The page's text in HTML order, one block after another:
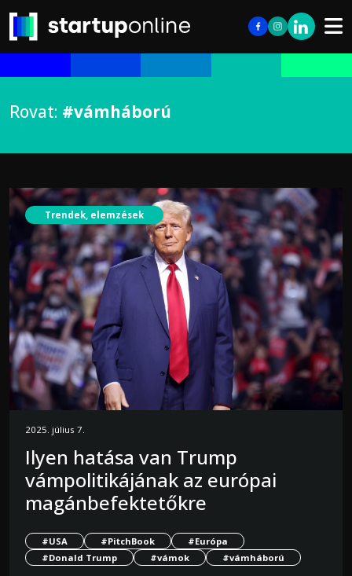
Rovat: #vámháború
Trendek, elemzések
2025. július 7.
Ilyen hatása van Trump
vámpolitikájának az európai
magánbefektetőkre
#USA #PitchBook
#Európa
#Donald Trump
#vámok #vámháború